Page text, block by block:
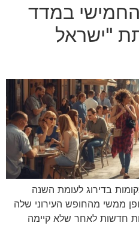
במדד
"ישראל
בדירוג לעומת השנה
ממשי מהחופש העירוני שלה
חדשות לאחר שלא קיימה